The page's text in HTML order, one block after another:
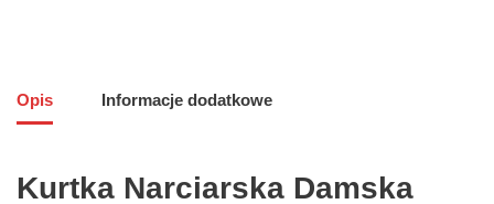
Opis Informacje dodatkowe
Kurtka Narciarska Damska